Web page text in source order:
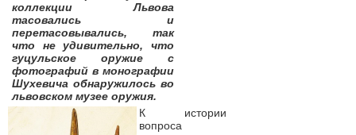
коллекции Львова
тасовались и
перетасовывались, так
что не удивительно, что
гуцульское оружие с
фотографий в монографии
Шухевича обнаружилось во
львовском музее оружия.
К истории
вопроса